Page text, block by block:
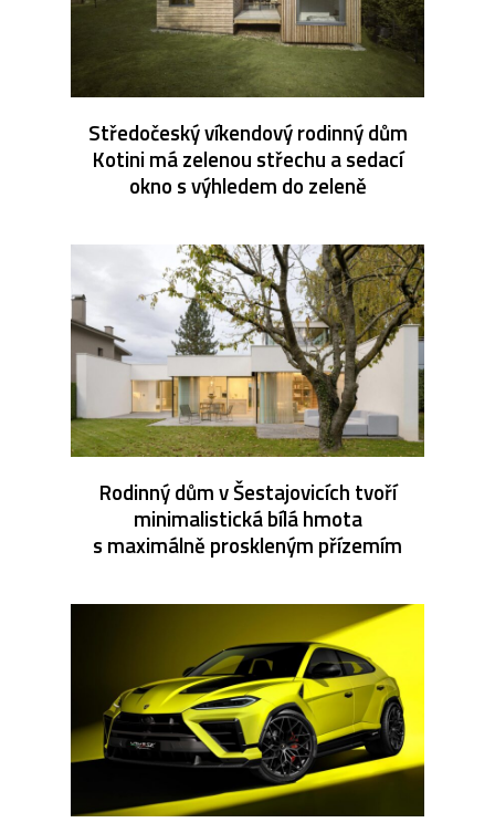
Středočeský víkendový rodinný dům
Kotini má zelenou střechu a sedací
okno s výhledem do zeleně
Rodinný dům v Šestajovicích tvoří
minimalistická bílá hmota
s maximálně proskleným přízemím